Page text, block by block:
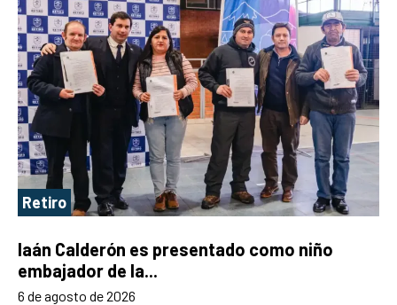
Retiro
Iaán Calderón es presentado como niño
embajador de la...
6 de agosto de 2026